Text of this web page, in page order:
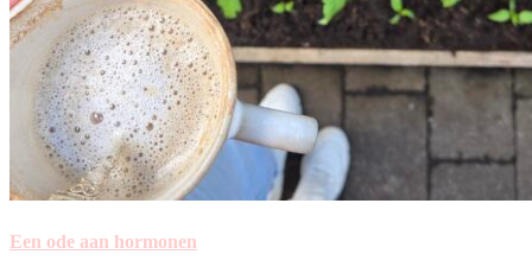
Een ode aan hormonen